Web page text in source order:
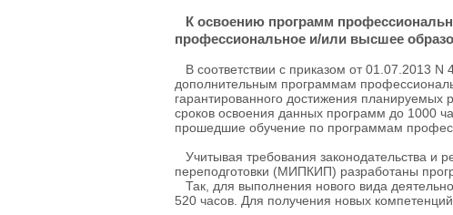
К освоению программ
профессиональное и/или высшее
В соответствии с приказом от 01.07.2013
дополнительным программам
гарантированного достижения планируемых
сроков освоения данных программ до 1000
прошедшие обучение по программам
Учитывая требования законодательства и
переподготовки (МИПКИП) разработаны
Так, для выполнения нового вида
520 часов. Для получения новых